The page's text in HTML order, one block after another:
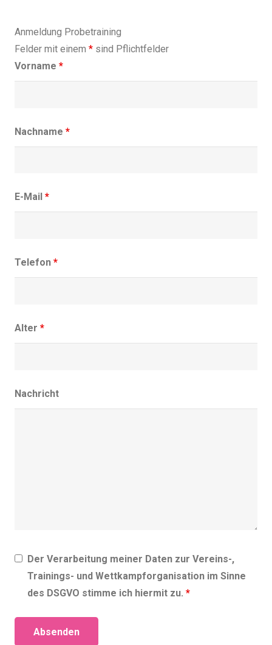
Anmeldung Probetraining
Felder mit einem * sind Pflichtfelder
Vorname *
Nachname *
E-Mail *
Telefon *
Alter *
Nachricht
Der Verarbeitung meiner Daten zur Vereins-,
Trainings- und Wettkampforganisation im Sinne
des DSGVO stimme ich hiermit zu. *